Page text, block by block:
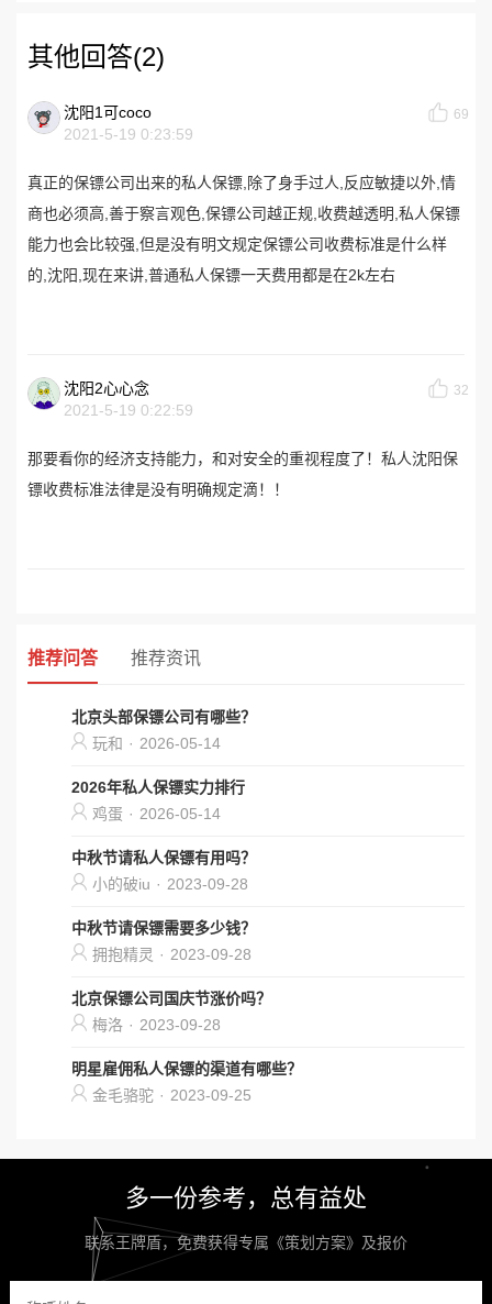
其他回答(2)
沈阳1可coco
2021-5-19 0:23:59
69
真正的保镖公司出来的私人保镖,除了身手过人,反应敏捷以外,情
商也必须高,善于察言观色,保镖公司越正规,收费越透明,私人保镖
能力也会比较强,但是没有明文规定保镖公司收费标准是什么样
的,沈阳,现在来讲,普通私人保镖一天费用都是在2k左右
沈阳2心心念
2021-5-19 0:22:59
32
那要看你的经济支持能力，和对安全的重视程度了！私人沈阳保
镖收费标准法律是没有明确规定滴！！
推荐问答 推荐资讯
北京头部保镖公司有哪些？
玩和 · 2026-05-14
2026年私人保镖实力排行
鸡蛋 · 2026-05-14
中秋节请私人保镖有用吗？
小的破iu · 2023-09-28
中秋节请保镖需要多少钱？
拥抱精灵 · 2023-09-28
北京保镖公司国庆节涨价吗？
梅洛 · 2023-09-28
明星雇佣私人保镖的渠道有哪些？
金毛骆驼 · 2023-09-25
多一份参考，总有益处
联系王牌盾，免费获得专属《策划方案》及报价